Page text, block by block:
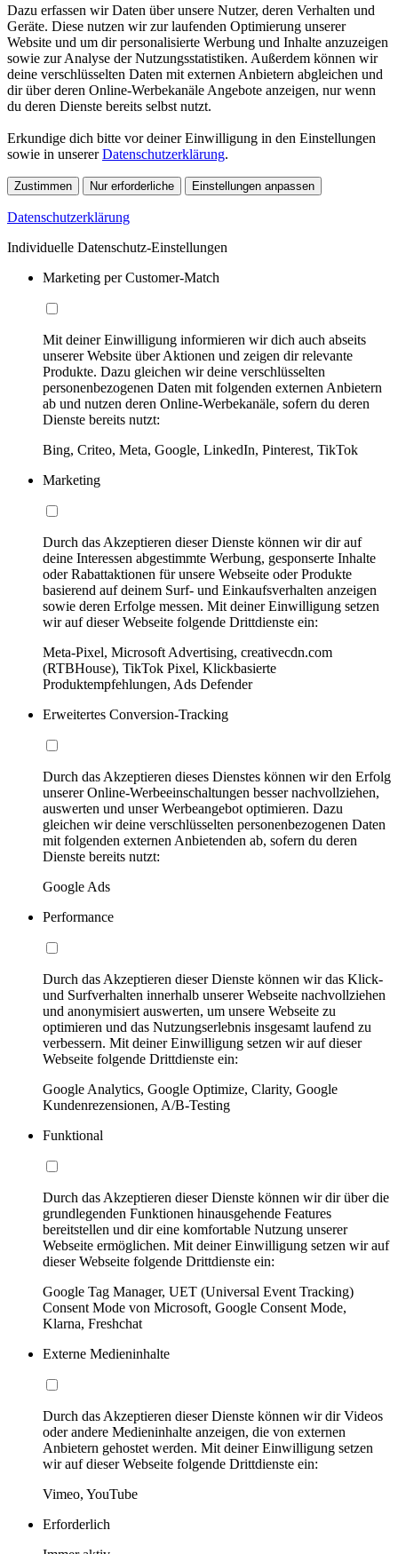
Dazu erfassen wir Daten über unsere Nutzer, deren Verhalten und
Geräte. Diese nutzen wir zur laufenden Optimierung unserer
Website und um dir personalisierte Werbung und Inhalte anzuzeigen
sowie zur Analyse der Nutzungsstatistiken. Außerdem können wir
deine verschlüsselten Daten mit externen Anbietern abgleichen und
dir über deren Online-Werbekanäle Angebote anzeigen, nur wenn
du deren Dienste bereits selbst nutzt.
Erkundige dich bitte vor deiner Einwilligung in den Einstellungen
sowie in unsererDatenschutzerklärung.
Zustimmen Nur erforderliche Einstellungen anpassen
Datenschutzerklärung
Individuelle Datenschutz-Einstellungen
Marketing per Customer-Match
Mit deiner Einwilligung informieren wir dich auch abseits
unserer Website über Aktionen und zeigen dir relevante
Produkte. Dazu gleichen wir deine verschlüsselten
personenbezogenen Daten mit folgenden externen Anbietern
ab und nutzen deren Online-Werbekanäle, sofern du deren
Dienste bereits nutzt:
Bing, Criteo, Meta, Google, LinkedIn, Pinterest, TikTok
Marketing
Durch das Akzeptieren dieser Dienste können wir dir auf
deine Interessen abgestimmte Werbung, gesponserte Inhalte
oder Rabattaktionen für unsere Webseite oder Produkte
basierend auf deinem Surf- und Einkaufsverhalten anzeigen
sowie deren Erfolge messen. Mit deiner Einwilligung setzen
wir auf dieser Webseite folgende Drittdienste ein:
Meta-Pixel, Microsoft Advertising, creativecdn.com
(RTBHouse), TikTok Pixel, Klickbasierte
Produktempfehlungen, Ads Defender
Erweitertes Conversion-Tracking
Durch das Akzeptieren dieses Dienstes können wir den Erfolg
unserer Online-Werbeeinschaltungen besser nachvollziehen,
auswerten und unser Werbeangebot optimieren. Dazu
gleichen wir deine verschlüsselten personenbezogenen Daten
mit folgenden externen Anbietenden ab, sofern du deren
Dienste bereits nutzt:
Google Ads
Performance
Durch das Akzeptieren dieser Dienste können wir das Klick-
und Surfverhalten innerhalb unserer Webseite nachvollziehen
und anonymisiert auswerten, um unsere Webseite zu
optimieren und das Nutzungserlebnis insgesamt laufend zu
verbessern. Mit deiner Einwilligung setzen wir auf dieser
Webseite folgende Drittdienste ein:
Google Analytics, Google Optimize, Clarity, Google
Kundenrezensionen, A/B-Testing
Funktional
Durch das Akzeptieren dieser Dienste können wir dir über die
grundlegenden Funktionen hinausgehende Features
bereitstellen und dir eine komfortable Nutzung unserer
Webseite ermöglichen. Mit deiner Einwilligung setzen wir auf
dieser Webseite folgende Drittdienste ein:
Google Tag Manager, UET (Universal Event Tracking)
Consent Mode von Microsoft, Google Consent Mode,
Klarna, Freshchat
Externe Medieninhalte
Durch das Akzeptieren dieser Dienste können wir dir Videos
oder andere Medieninhalte anzeigen, die von externen
Anbietern gehostet werden. Mit deiner Einwilligung setzen
wir auf dieser Webseite folgende Drittdienste ein:
Vimeo, YouTube
Erforderlich